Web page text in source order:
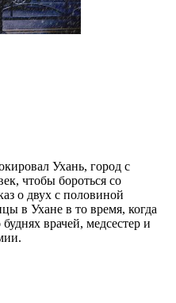
Ухань, город с
чтобы бороться со
о двух с половиной
в Ухане в то время, когда
врачей, медсестер и